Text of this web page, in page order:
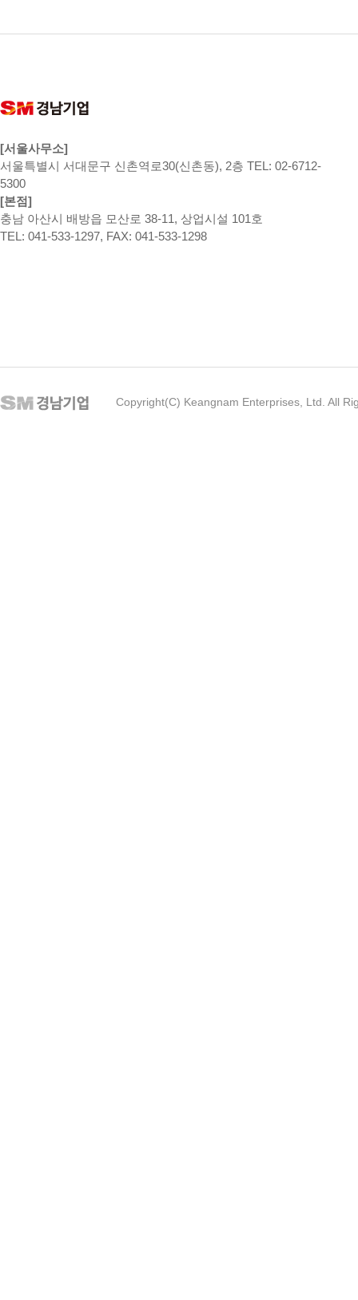
[서울사무소]
서울특별시 서대문구 신촌역로30(신촌동), 2층 TEL: 02-6712-
5300
[본점]
충남 아산시 배방읍 모산로 38-11, 상업시설 101호
TEL: 041-533-1297, FAX: 041-533-1298
Copyright(C) Keangnam Enterprises, Ltd. All